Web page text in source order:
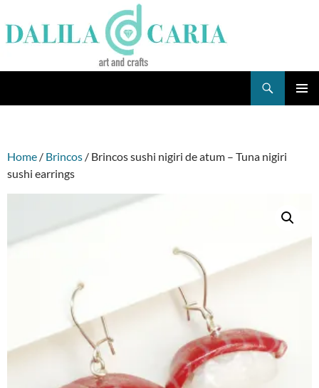
to
content
Home / Brincos / Brincos sushi nigiri de atum – Tuna nigiri
sushi earrings